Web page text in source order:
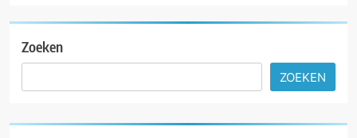
Zoeken
ZOEKEN